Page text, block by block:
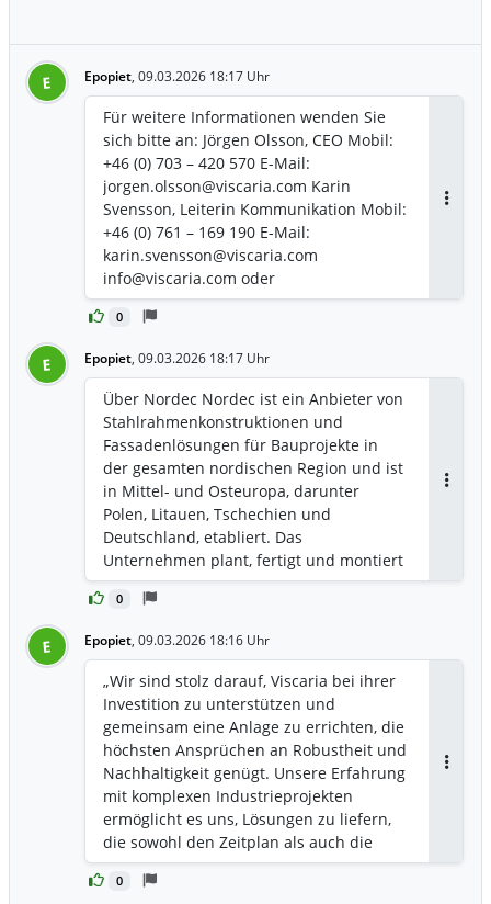
E Epopiet, 09.03.2026 18:17 Uhr
0
Für weitere Informationen wenden Sie
sich bitte an: Jörgen Olsson, CEO Mobil:
+46 (0) 703 – 420 570 E-Mail:
jorgen.olsson@viscaria.com Karin
Svensson, Leiterin Kommunikation Mobil:
+46 (0) 761 – 169 190 E-Mail:
karin.svensson@viscaria.com
info@viscaria.com oder
www.viscaria.com
E Epopiet, 09.03.2026 18:17 Uhr
0
Über Nordec Nordec ist ein Anbieter von
Stahlrahmenkonstruktionen und
Fassadenlösungen für Bauprojekte in
der gesamten nordischen Region und ist
in Mittel- und Osteuropa, darunter
Polen, Litauen, Tschechien und
Deutschland, etabliert. Das
Unternehmen plant, fertigt und montiert
Stahlkonstruktionen für Gebäude und
Brücken und deckt dabei den gesamten
zur Montage ab. Die Projekte reichen von
Industrieanlagen, Logistikgebäuden und
Rechenzentren bis hin zu Gewerbe-,
öffentlichen, Sport- und Kulturbauten
sowie Brücken- und
Verkehrsinfrastruktur. Nordec betreibt
eigene Produktionsstätten in
Peräseinäjoki und Ylivieska (Finnland),
Oborniki (Polen) und Gargždai (Litauen).
Im Jahr 2024 erzielte Nordec einen
Umsatz von 287,3 Millionen Euro und ein
E Epopiet, 09.03.2026 18:16 Uhr
0
„Wir sind stolz darauf, Viscaria bei ihrer
Investition zu unterstützen und
gemeinsam eine Anlage zu errichten, die
höchsten Ansprüchen an Robustheit und
Nachhaltigkeit genügt. Unsere Erfahrung
mit komplexen Industrieprojekten
ermöglicht es uns, Lösungen zu liefern,
die sowohl den Zeitplan als auch die
langfristigen Ziele des Projekts
unterstützen“, so Niklas Ersson, Leiter